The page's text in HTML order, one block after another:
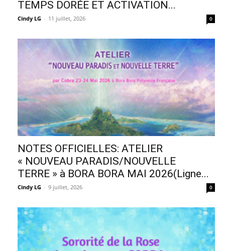
TEMPS DORÉE ET ACTIVATION...
Cindy LG - 11 juillet, 2026 0
NOTES OFFICIELLES: ATELIER
« NOUVEAU PARADIS/NOUVELLE
TERRE » à BORA BORA MAI 2026(Ligne...
Cindy LG - 9 juillet, 2026 0